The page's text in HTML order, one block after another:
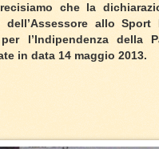
che la
allo Sport
l’Indipendenza della
in data 14 maggio 2013.